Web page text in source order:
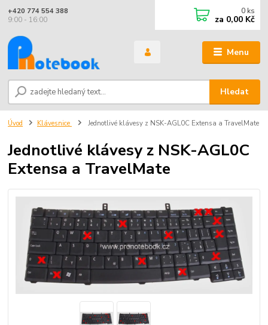
Menu
Hledat
+420 774 554 388
9:00 - 16:00
0 ks
za 0,00 Kč
Úvod Klávesnice Jednotlivé klávesy z NSK-AGL0C Extensa a TravelMate
Jednotlivé klávesy z NSK-AGL0C
Extensa a TravelMate